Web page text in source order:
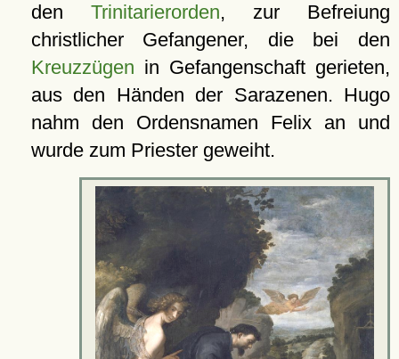
den Trinitarierorden, zur Befreiung
christlicher Gefangener, die bei den
Kreuzzügen in Gefangenschaft gerieten,
aus den Händen der Sarazenen. Hugo
nahm den Ordensnamen Felix an und
wurde zum Priester geweiht.